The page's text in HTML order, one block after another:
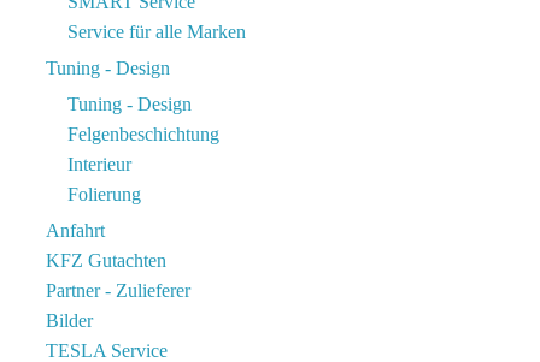
Service für alle Marken
Tuning - Design
Tuning - Design
Felgenbeschichtung
Interieur
Folierung
Anfahrt
KFZ Gutachten
Partner - Zulieferer
Bilder
TESLA Service